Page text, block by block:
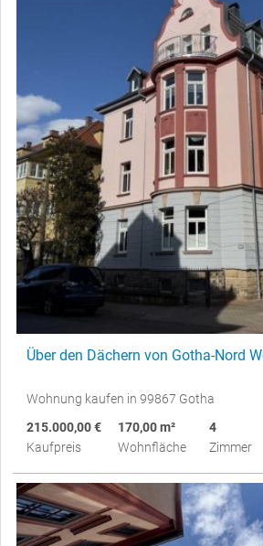
Über den Dächern von Gotha-Nord
Wohnung kaufen in 99867 Gotha
215.000,00 €
Kaufpreis
170,00 m²
Wohnfläche
4
Zimmer